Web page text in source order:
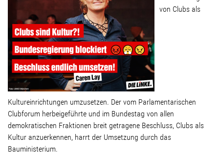
von Clubs als
Kultureinrichtungen umzusetzen. Der vom Parlamentarischen
Clubforum herbeigeführte und im Bundestag von allen
demokratischen Fraktionen breit getragene Beschluss, Clubs als
Kultur anzuerkennen, harrt der Umsetzung durch das
Bauministerium.